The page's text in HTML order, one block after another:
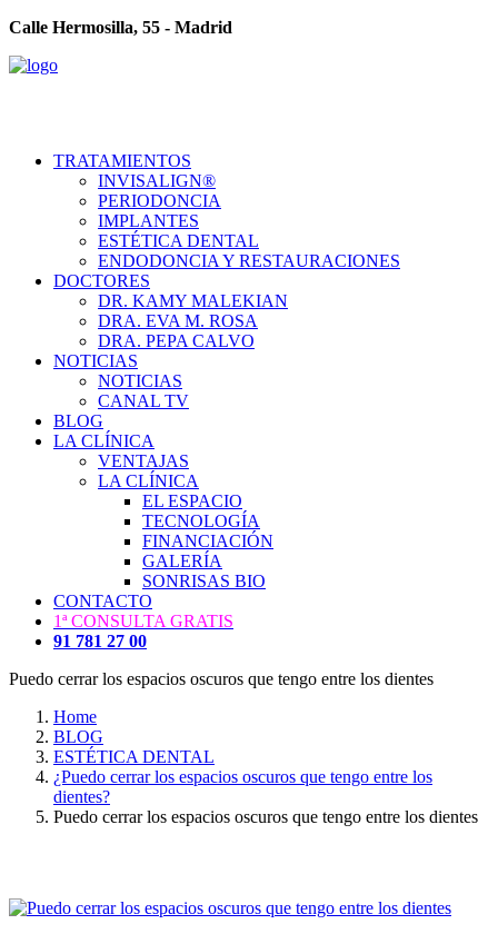
Calle Hermosilla, 55 - Madrid
TRATAMIENTOS
INVISALIGN®
PERIODONCIA
IMPLANTES
ESTÉTICA DENTAL
ENDODONCIA Y RESTAURACIONES
DOCTORES
DR. KAMY MALEKIAN
DRA. EVA M. ROSA
DRA. PEPA CALVO
NOTICIAS
NOTICIAS
CANAL TV
BLOG
LA CLÍNICA
VENTAJAS
LA CLÍNICA
EL ESPACIO
TECNOLOGÍA
FINANCIACIÓN
GALERÍA
SONRISAS BIO
CONTACTO
1ª CONSULTA GRATIS
91 781 27 00
Puedo cerrar los espacios oscuros que tengo entre los dientes
Home
BLOG
ESTÉTICA DENTAL
¿Puedo cerrar los espacios oscuros que tengo entre los
dientes?
Puedo cerrar los espacios oscuros que tengo entre los dientes